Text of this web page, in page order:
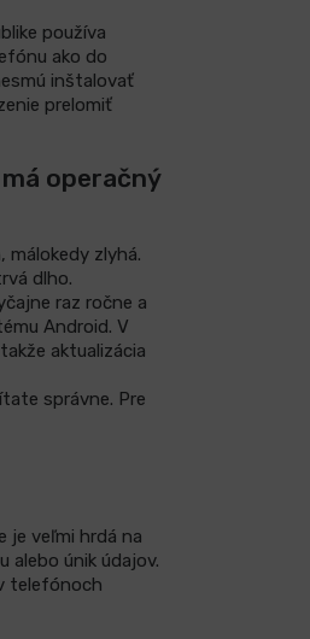
používa
ako do
inštalovať
prelomiť
operačný
málokedy zlyhá.
dlho.
raz ročne a
Android. V
aktualizácia
správne. Pre
je veľmi hrdá na
alebo únik údajov.
telefónoch